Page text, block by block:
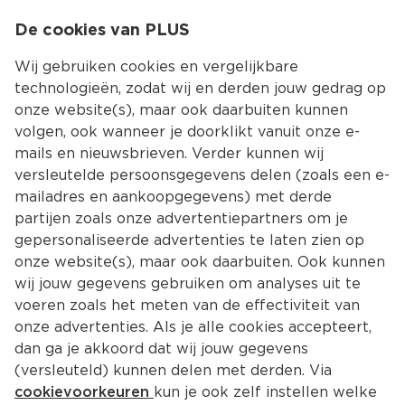
Kies jouw
Starbucks koffie
Haal de Starbucks beleving in huis met het
uitgebreide Starbucks assortiment van PLUS. Van
De cookies van PLUS
Wij gebruiken cookies en vergelijkbare
technologieën, zodat wij en derden jouw gedrag op
onze website(s), maar ook daarbuiten kunnen
volgen, ook wanneer je doorklikt vanuit onze e-
mails en nieuwsbrieven. Verder kunnen wij
versleutelde persoonsgegevens delen (zoals een e-
mailadres en aankoopgegevens) met derde
partijen zoals onze advertentiepartners om je
gepersonaliseerde advertenties te laten zien op
onze website(s), maar ook daarbuiten. Ook kunnen
wij jouw gegevens gebruiken om analyses uit te
voeren zoals het meten van de effectiviteit van
onze advertenties. Als je alle cookies accepteert,
dan ga je akkoord dat wij jouw gegevens
(versleuteld) kunnen delen met derden. Via
cookievoorkeuren kun je ook zelf instellen welke